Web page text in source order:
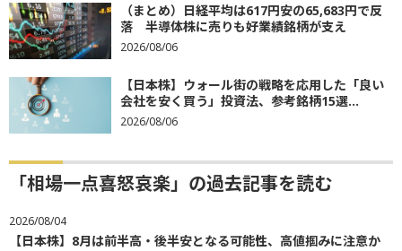
（まとめ）日経平均は617円安の65,683円で反
落 半導体株に売りも好業績銘柄が支え
2026/08/06
【日本株】ウォール街の戦略を応用した「良い
会社を安く買う」投資法、参考銘柄15選...
2026/08/06
「相場一点喜怒哀楽」の過去記事を読む
2026/08/04
【日本株】8月は前半高・後半安となる可能性、高値掴みに注意か